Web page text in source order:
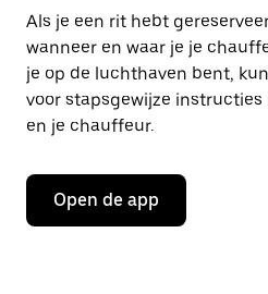
Als je een rit hebt
wanneer en waar je je
je op de luchthaven bent,
voor stapsgewijze
en je chauffeur.
Open de app